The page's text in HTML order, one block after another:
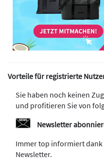
Vorteile für registrierte
Sie haben noch keinen
und profitieren Sie von
Newsletter
Immer top informiert
Newsletter.